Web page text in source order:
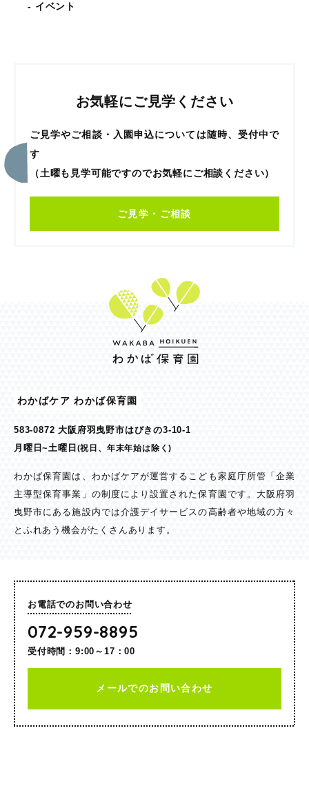
イベント
お気軽にご見学ください
ご見学やご相談・入園申込については随時、受付中で
す
（土曜も見学可能ですのでお気軽にご相談ください）
ご見学・ご相談
わかばケア わかば保育園
583-0872 大阪府羽曳野市はびきの3-10-1
月曜日~土曜日(祝日、年末年始は除く)
わかば保育園は、わかばケアが運営するこども家庭庁所管「企業
主導型保育事業」の制度により設置された保育園です。大阪府羽
曳野市にある施設内では介護デイサービスの高齢者や地域の方々
とふれあう機会がたくさんあります。
お電話でのお問い合わせ
072-959-8895
受付時間：9:00～17：00
メールでのお問い合わせ